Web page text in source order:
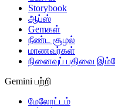
Storybook
ஆப்ஸ்
Gemகள்
நீண்ட சூழல்
மாணவர்கள்
நினைவுப் பதிவை
Gemini பற்றி
மேலோட்டம்